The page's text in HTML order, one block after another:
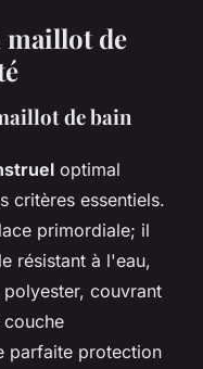
de
de bain
optimal
critères essentiels.
primordiale; il
résistant à l'eau,
couvrant
couche
parfaite protection